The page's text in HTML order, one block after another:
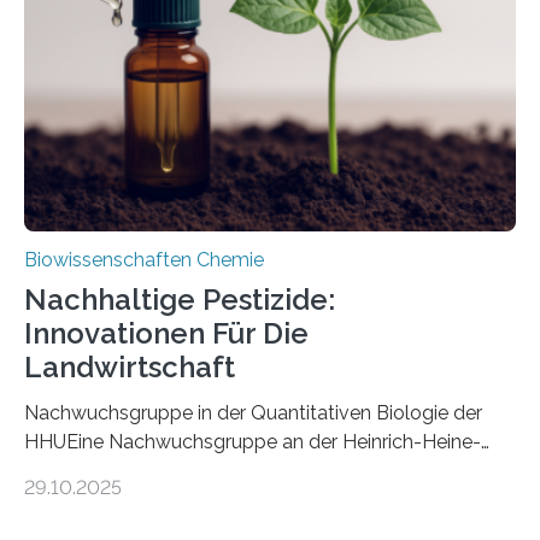
nun den Namen Cretosabethes primaevus. Dieser erste
fossile Nachweis einer Stechmückenlarve in Bernstein
stellt gleichzeitig den ersten Fossilfund einer
Mückenlarve aus dem Mesozoikum dar, denn…
Biowissenschaften Chemie
Nachhaltige Pestizide:
Innovationen Für Die
Landwirtschaft
Nachwuchsgruppe in der Quantitativen Biologie der
HHUEine Nachwuchsgruppe an der Heinrich-Heine-
fünf Jahren erforschen, wie Bakterien auf
29.10.2025